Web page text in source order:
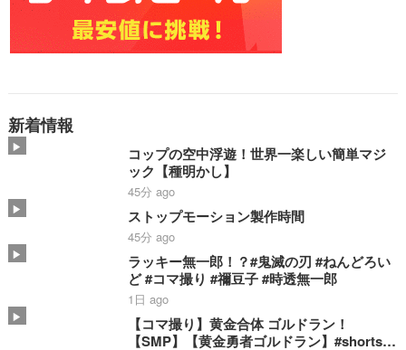
新着情報
コップの空中浮遊！世界一楽しい簡単マジ
ック【種明かし】
45分 ago
ストップモーション製作時間
45分 ago
ラッキー無一郎！？#鬼滅の刃 #ねんどろい
ど #コマ撮り #禰豆子 #時透無一郎
1日 ago
【コマ撮り】黄金合体 ゴルドラン！
【SMP】【黄金勇者ゴルドラン】#shorts #